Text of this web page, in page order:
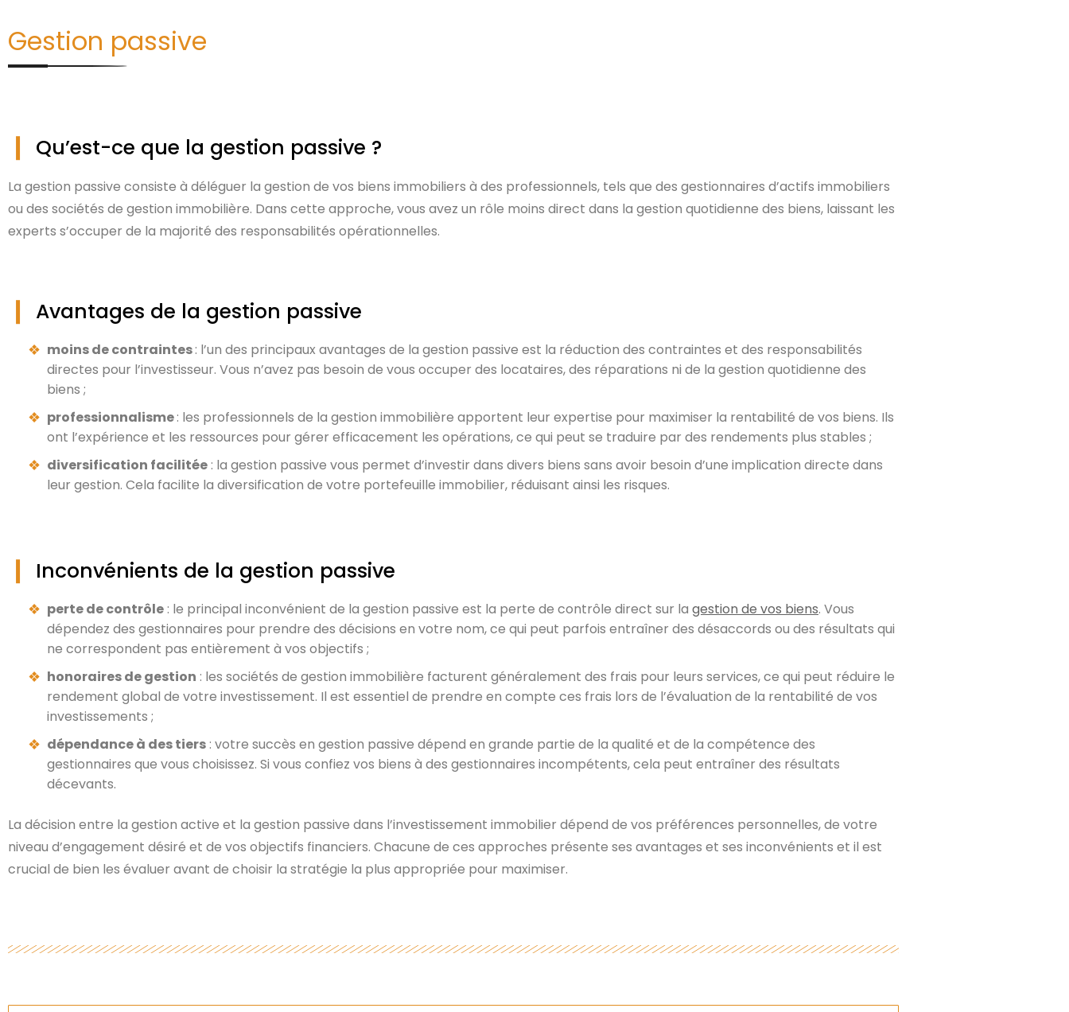
Gestion passive
Qu’est-ce que la gestion passive ?
La gestion passive consiste à déléguer la gestion de vos biens immobiliers à des professionnels, tels que des gestionnaires d’actifs immobiliers
ou des sociétés de gestion immobilière. Dans cette approche, vous avez un rôle moins direct dans la gestion quotidienne des biens, laissant les
experts s’occuper de la majorité des responsabilités opérationnelles.
Avantages de la gestion passive
moins de contraintes: l’un des principaux avantages de la gestion passive est la réduction des contraintes et des responsabilités
directes pour l’investisseur. Vous n’avez pas besoin de vous occuper des locataires, des réparations ni de la gestion quotidienne des
biens ;
professionnalisme: les professionnels de la gestion immobilière apportent leur expertise pour maximiser la rentabilité de vos biens. Ils
ont l’expérience et les ressources pour gérer efficacement les opérations, ce qui peut se traduire par des rendements plus stables ;
diversification facilitée : la gestion passive vous permet d’investir dans divers biens sans avoir besoin d’une implication directe dans
leur gestion. Cela facilite la diversification de votre portefeuille immobilier, réduisant ainsi les risques.
Inconvénients de la gestion passive
perte de contrôle : le principal inconvénient de la gestion passive est la perte de contrôle direct sur la gestion de vos biens. Vous
dépendez des gestionnaires pour prendre des décisions en votre nom, ce qui peut parfois entraîner des désaccords ou des résultats qui
ne correspondent pas entièrement à vos objectifs ;
honoraires de gestion : les sociétés de gestion immobilière facturent généralement des frais pour leurs services, ce qui peut réduire le
rendement global de votre investissement. Il est essentiel de prendre en compte ces frais lors de l’évaluation de la rentabilité de vos
investissements ;
dépendance à des tiers : votre succès en gestion passive dépend en grande partie de la qualité et de la compétence des
gestionnaires que vous choisissez. Si vous confiez vos biens à des gestionnaires incompétents, cela peut entraîner des résultats
décevants.
La décision entre la gestion active et la gestion passive dans l’investissement immobilier dépend de vos préférences personnelles, de votre
niveau d’engagement désiré et de vos objectifs financiers. Chacune de ces approches présente ses avantages et ses inconvénients et il est
crucial de bien les évaluer avant de choisir la stratégie la plus appropriée pour maximiser.